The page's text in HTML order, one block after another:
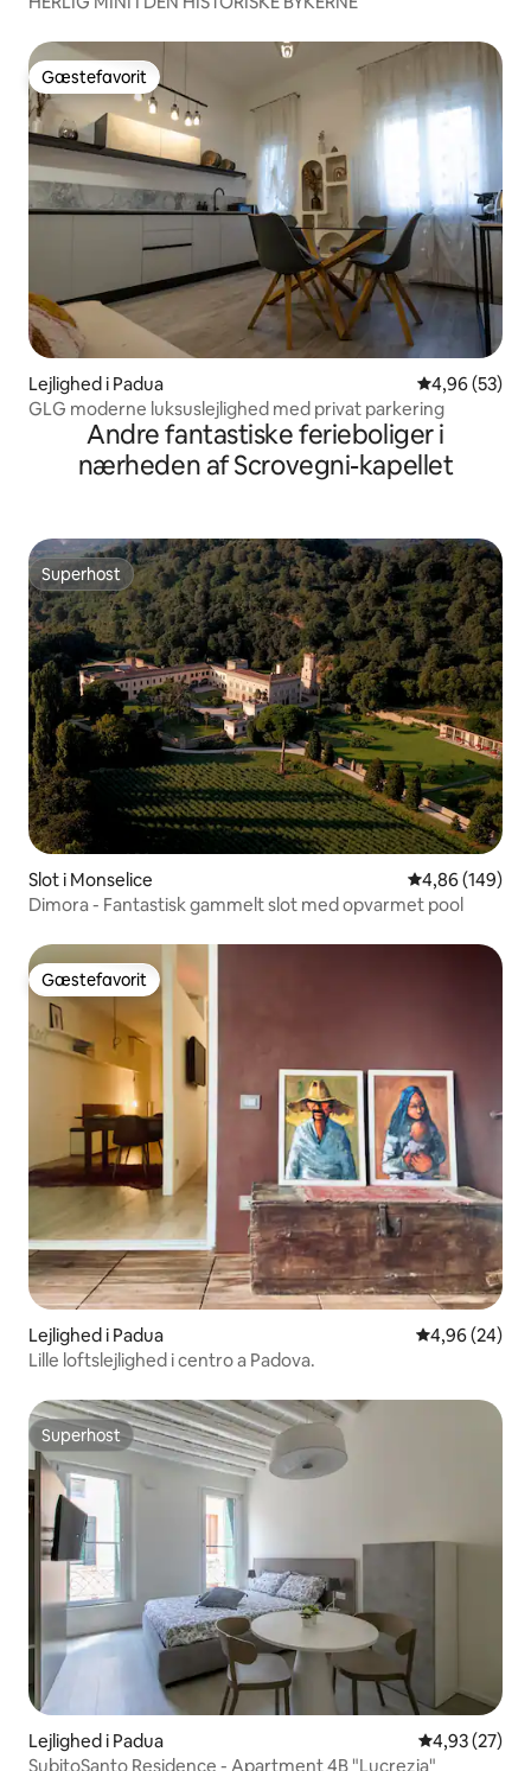
Gæstefavorit
Gæstefavorit
Lejlighed i Padua 4,96 ud af 5 i
4,96 (53)
GLG moderne luksuslejlighed med privat parkering
Andre fantastiske ferieboliger i
nærheden af Scrovegni-kapellet
Superhost
Superhost
Slot i Monselice 4,86 ud af 5 i
4,86 (149)
Dimora - Fantastisk gammelt slot med opvarmet pool
Gæstefavorit
Gæstefavorit
Lejlighed i Padua 4,96 ud af 5 i
4,96 (24)
Lille loftslejlighed i centro a Padova.
Superhost
Superhost
Lejlighed i Padua 4,93 ud af 5 i
4,93 (27)
SubitoSanto Residence - Apartment 4B "Lucrezia"